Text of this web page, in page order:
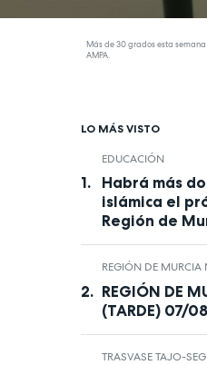
Más de 30 grados esta semana
AMPA.
LO MÁS VISTO
EDUCACIÓN
Habrá más
islámica el
Región de
REGIÓN DE MURCIA
REGIÓN DE
(TARDE) 07/
TRASVASE TAJO-